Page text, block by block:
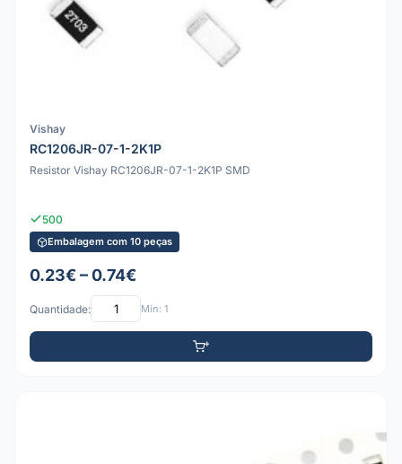
Vishay
RC1206JR-07-1-2K1P
Resistor Vishay RC1206JR-07-1-2K1P SMD
500
Embalagem com 10 peças
0.23€ – 0.74€
Quantidade: Mín: 1